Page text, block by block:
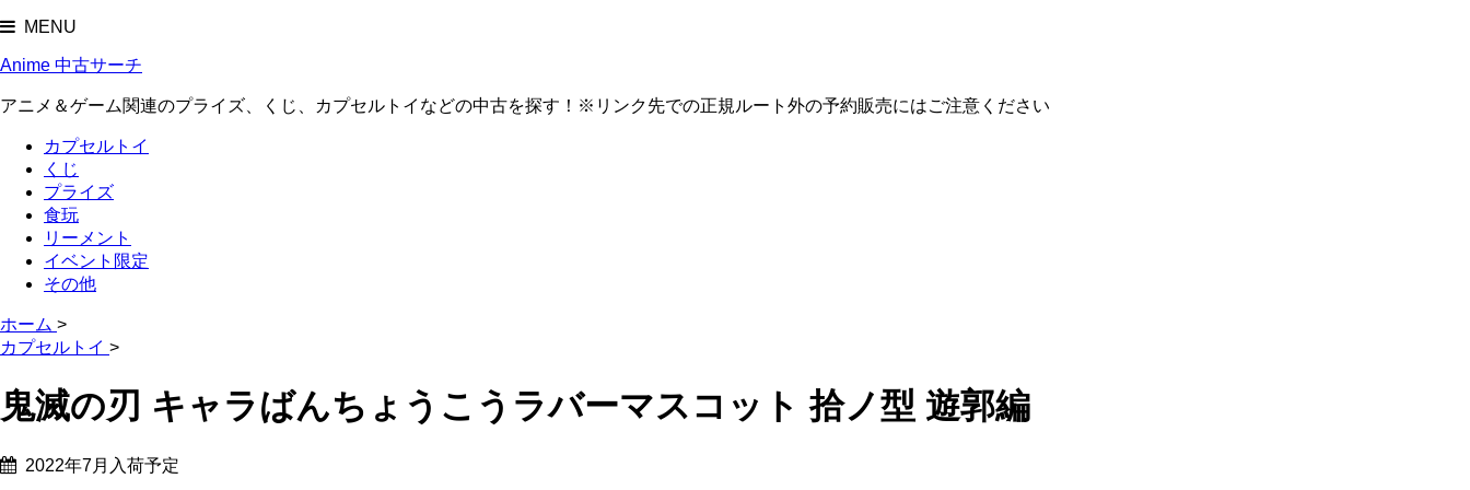
MENU
Anime 中古サーチ
アニメ＆ゲーム関連のプライズ、くじ、カプセルトイなどの中古を探す！※リンク先での正規ルート外の予約販売にはご注意ください
カプセルトイ
くじ
プライズ
食玩
リーメント
イベント限定
その他
ホーム >
カプセルトイ >
鬼滅の刃 キャラばんちょうこうラバーマスコット 拾ノ型 遊郭編
2022年7月入荷予定